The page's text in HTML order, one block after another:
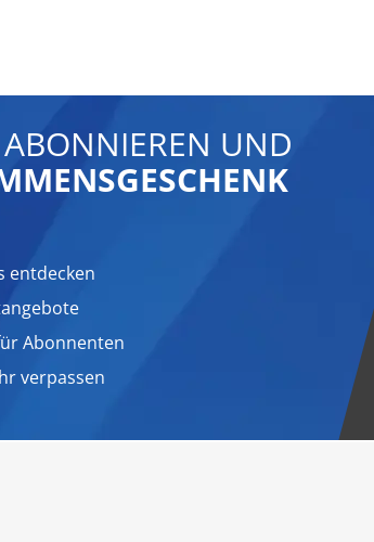
UND
entdecken
Abonnenten
verpassen